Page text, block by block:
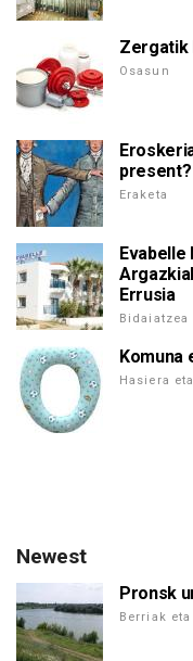
Zergatik
Osasun
present?
Eraketa
Evabelle
Errusia
Bidaiatzea
Komuna
Hasiera
Newest
Pronsk
Berriak